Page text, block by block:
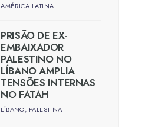
AMÉRICA LATINA
PRISÃO DE EX-
EMBAIXADOR
PALESTINO NO
LÍBANO AMPLIA
TENSÕES INTERNAS
NO FATAH
LÍBANO, PALESTINA